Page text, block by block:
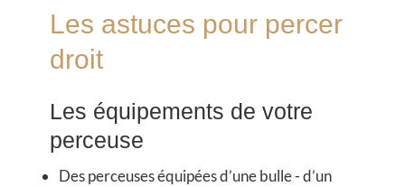
Les astuces pour percer
droit
Les équipements de votre
perceuse
Des perceuses équipées d’une bulle - d’un